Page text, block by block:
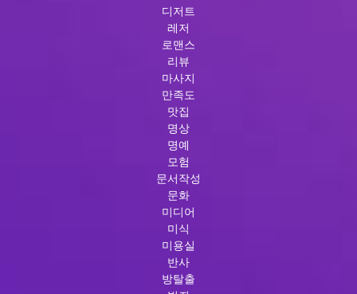
디저트
레저
로맨스
리뷰
마사지
만족도
맛집
명상
명예
모험
문서작성
문화
미디어
미식
미용실
반사
방탈출